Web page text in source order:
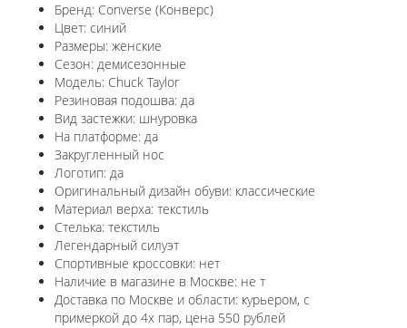
Бренд: Converse (Конверс)
Цвет: синий
Размеры: женские
Сезон: демисезонные
Модель: Chuck Taylor
Резиновая подошва: да
Вид застежки: шнуровка
На платформе: да
Закругленный нос
Логотип: да
Оригинальный дизайн обуви: классические
Материал верха: текстиль
Стелька: текстиль
Легендарный силуэт
Спортивные кроссовки: нет
Наличие в магазине в Москве: не т
Доставка по Москве и области: курьером, с
примеркой до 4х пар, цена 550 рублей